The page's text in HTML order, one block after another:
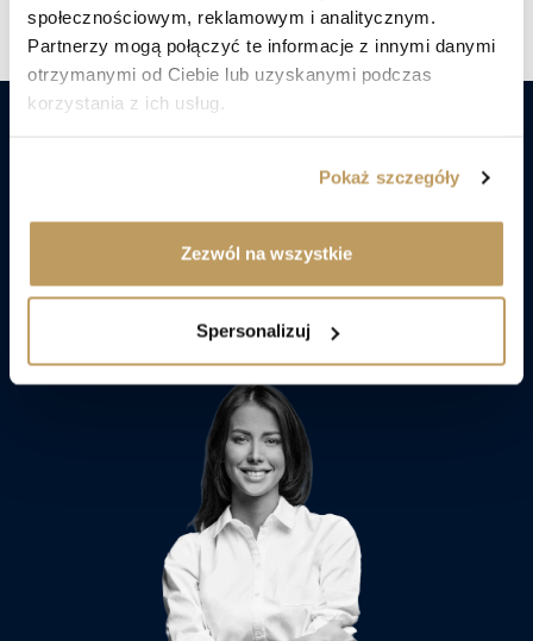
społecznościowym, reklamowym i analitycznym.
Partnerzy mogą połączyć te informacje z innymi danymi
otrzymanymi od Ciebie lub uzyskanymi podczas
korzystania z ich usług.
Pokaż szczegóły
Zezwól na wszystkie
Spersonalizuj
Nie czekaj! Już dziś porozmawiaj
z ekspertami Lex Capital
Porozmawiaj z doradcą